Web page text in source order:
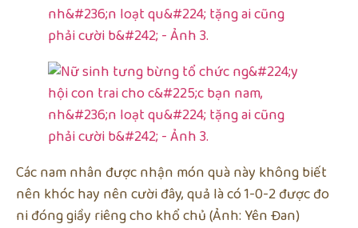
Các nam nhân được nhận món quà này không biết
nên khóc hay nên cười đây, quả là có 1-0-2 được đo
ni đóng giầy riêng cho khổ chủ (Ảnh: Yên Đan)